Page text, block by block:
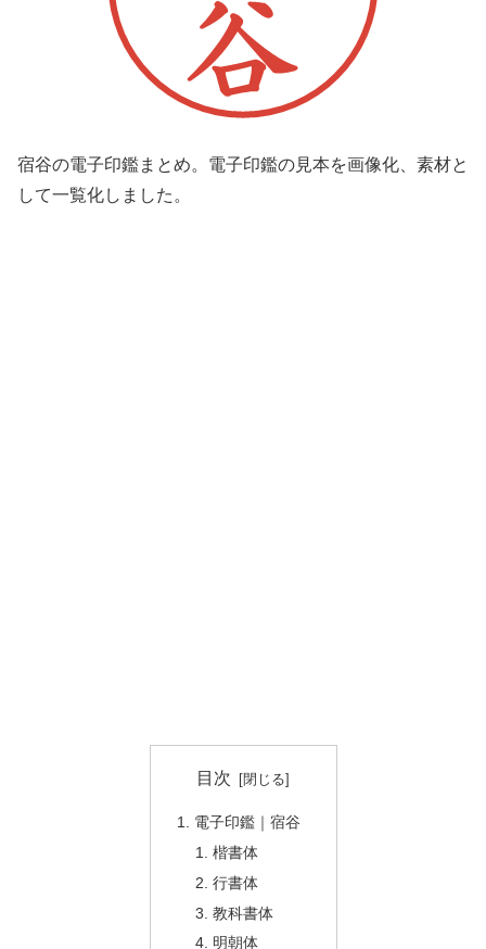
宿谷の電子印鑑まとめ。電子印鑑の見本を画像化、素材と
して一覧化しました。
目次
電子印鑑｜宿谷
楷書体
行書体
教科書体
明朝体